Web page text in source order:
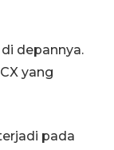
depannya.
yang
pada
air